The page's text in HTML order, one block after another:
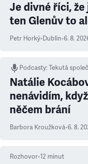
Je divné říci,
ten Glenův to
Petr Horký•Dublin•6. 8.
Podcasty:Tekutá
Natálie
nenávidím,
něčem brání
Barbora Kroužková•6. 8.
Rozhovor•12 minut